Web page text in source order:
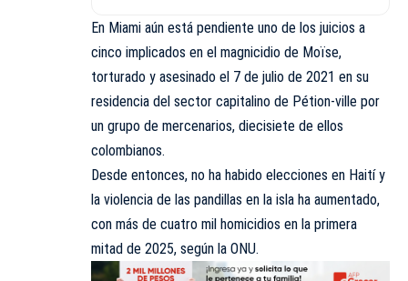
En Miami aún está pendiente uno de los juicios a
cinco implicados en el magnicidio de Moïse,
torturado y asesinado el 7 de julio de 2021 en su
residencia del sector capitalino de Pétion-ville por
un grupo de mercenarios, diecisiete de ellos
colombianos.
Desde entonces, no ha habido elecciones en Haití y
la violencia de las pandillas en la isla ha aumentado,
con más de cuatro mil homicidios en la primera
mitad de 2025, según la ONU.